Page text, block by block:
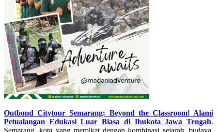
Outbond Citytour Semarang: Beyond the Classroom! Alami
Petualangan Edukasi Luar Biasa di Ibukota Jawa Tengah.
Semarang, kota yang memikat dengan kombinasi sejarah, budaya,